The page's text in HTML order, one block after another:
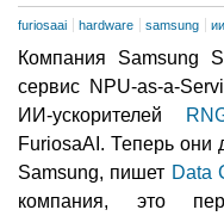
furiosaai hardware samsung ии
Компания Samsung
сервис NPU-as-a-
ИИ-ускорителей
FuriosaAI. Теперь они
Samsung, пишет Data
компания, это